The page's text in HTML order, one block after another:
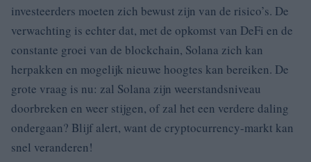
investeerders moeten zich bewust zijn van de risico’s. De
verwachting is echter dat, met de opkomst van DeFi en de
constante groei van de blockchain, Solana zich kan
herpakken en mogelijk nieuwe hoogtes kan bereiken. De
grote vraag is nu: zal Solana zijn weerstandsniveau
doorbreken en weer stijgen, of zal het een verdere daling
ondergaan? Blijf alert, want de cryptocurrency-markt kan
snel veranderen!